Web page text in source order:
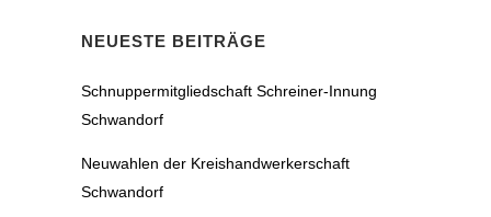
NEUESTE BEITRÄGE
Schnuppermitgliedschaft Schreiner-Innung
Schwandorf
Neuwahlen der Kreishandwerkerschaft
Schwandorf